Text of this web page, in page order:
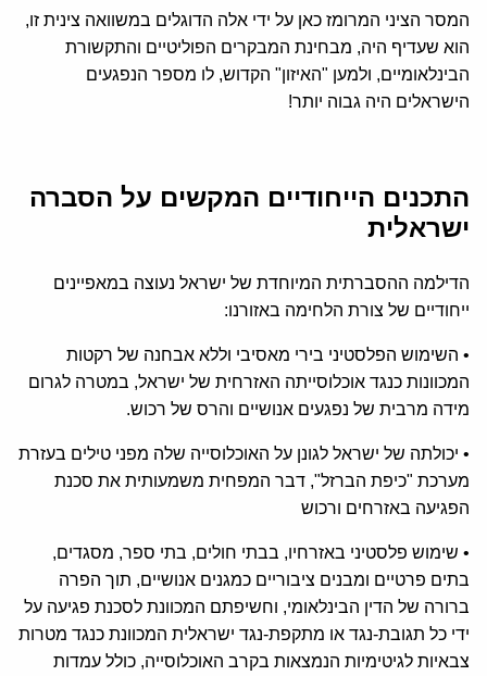
המסר הציני המרומז כאן על ידי אלה הדוגלים במשוואה צינית זו,
הוא שעדיף היה, מבחינת המבקרים הפוליטיים והתקשורת
הבינלאומיים, ולמען "האיזון" הקדוש, לו מספר הנפגעים
הישראלים היה גבוה יותר!
התכנים הייחודיים המקשים על הסברה
ישראלית
הדילמה ההסברתית המיוחדת של ישראל נעוצה במאפיינים
ייחודיים של צורת הלחימה באזורנו:
• השימוש הפלסטיני בירי מאסיבי וללא אבחנה של רקטות
המכוונות כנגד אוכלוסייתה האזרחית של ישראל, במטרה לגרום
מידה מרבית של נפגעים אנושיים והרס של רכוש.
• יכולתה של ישראל לגונן על האוכלוסייה שלה מפני טילים בעזרת
מערכת "כיפת הברזל", דבר המפחית משמעותית את סכנת
הפגיעה באזרחים ורכוש
• שימוש פלסטיני באזרחיו, בבתי חולים, בתי ספר, מסגדים,
בתים פרטיים ומבנים ציבוריים כמגנים אנושיים, תוך הפרה
ברורה של הדין הבינלאומי, וחשיפתם המכוונת לסכנת פגיעה על
ידי כל תגובת-נגד או מתקפת-נגד ישראלית המכוונת כנגד מטרות
צבאיות לגיטימיות הנמצאות בקרב האוכלוסייה, כולל עמדות